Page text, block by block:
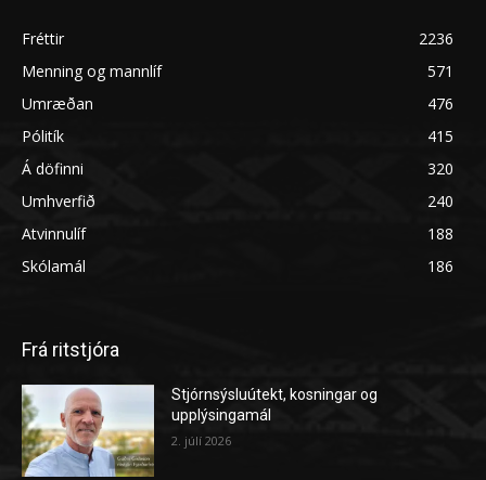
Fréttir
2236
Menning og mannlíf
571
Umræðan
476
Pólitík
415
Á döfinni
320
Umhverfið
240
Atvinnulíf
188
Skólamál
186
Frá ritstjóra
Stjórnsýsluútekt, kosningar og
upplýsingamál
2. júlí 2026